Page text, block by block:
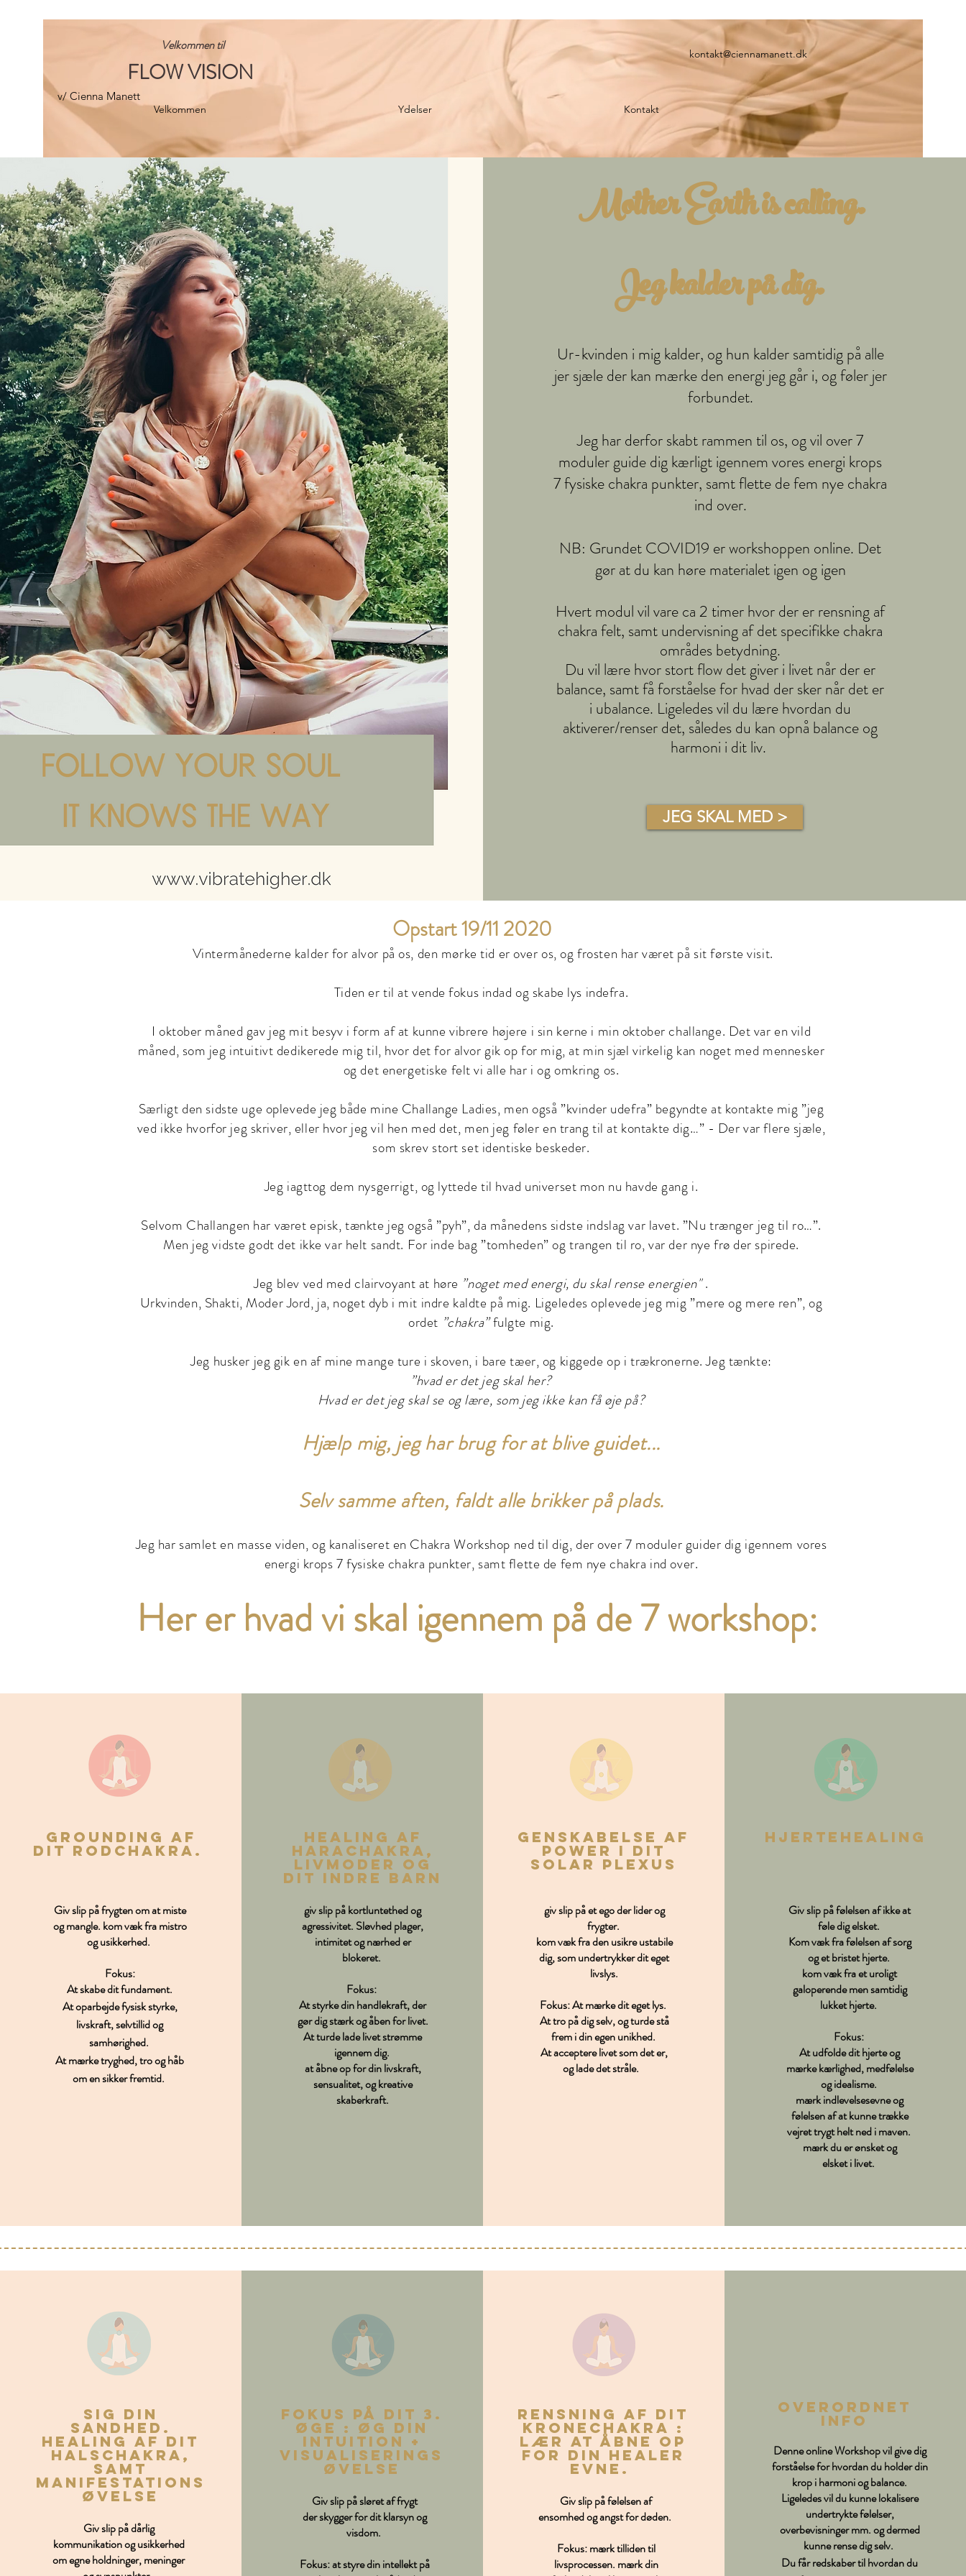
Velkommen til
FLOW VISION
v/ Cienna Manett
kontakt@ciennamanett.dk
Velkommen Ydelser Kontakt
​Mother Earth is calling.
Jeg kalder på dig.
Ur-kvinden i mig kalder, og hun kalder samtidig på alle
jer sjæle der kan mærke den energi jeg går i, og føler jer
forbundet.
Jeg har derfor skabt rammen til os, og vil over 7
moduler guide dig kærligt igennem vores energi krops
7 fysiske chakra punkter, samt flette de fem nye chakra
ind over.
NB: Grundet COVID19 er workshoppen online. Det
gør at du kan høre materialet igen og igen
Hvert modul vil vare ca 2 timer hvor der er rensning af
chakra felt, samt undervisning af det specifikke chakra
områdes betydning.
Du vil lære hvor stort flow det giver i livet når der er
balance, samt få forståelse for hvad der sker når det er
i ubalance. Ligeledes vil du lære hvordan du
aktiverer/renser det, således du kan opnå balance og
harmoni i dit liv.
JEG SKAL MED >
Opstart 19/11 2020
Vintermånederne kalder for alvor på os, den mørke tid er over os, og frosten har været på sit første visit.
Tiden er til at vende fokus indad og skabe lys indefra.
I oktober måned gav jeg mit besyv i form af at kunne vibrere højere i sin kerne i min oktober challange. Det var en vild
måned, som jeg intuitivt dedikerede mig til, hvor det for alvor gik op for mig, at min sjæl virkelig kan noget med mennesker
og det energetiske felt vi alle har i og omkring os.
Særligt den sidste uge oplevede jeg både mine Challange Ladies, men også ”kvinder udefra” begyndte at kontakte mig ”jeg
ved ikke hvorfor jeg skriver, eller hvor jeg vil hen med det, men jeg føler en trang til at kontakte dig…” - Der var flere sjæle,
som skrev stort set identiske beskeder.
Jeg iagttog dem nysgerrigt, og lyttede til hvad universet mon nu havde gang i.
Selvom Challangen har været episk, tænkte jeg også ”pyh”, da månedens sidste indslag var lavet. ”Nu trænger jeg til ro…”.
Men jeg vidste godt det ikke var helt sandt. For inde bag ”tomheden” og trangen til ro, var der nye frø der spirede.
Jeg blev ved med clairvoyant at høre ”noget med energi, duskalrense energien".
Urkvinden, Shakti, Moder Jord, ja, noget dyb i mit indre kaldte på mig. Ligeledes oplevede jeg mig ”mere og mere ren”, og
ordet ”chakra”fulgte mig.
Jeg husker jeg gik en af mine mange ture i skoven, i bare tæer, og kiggede op i trækronerne. Jeg tænkte:
”hvad er det jeg skal her?
Hvad er det jeg skal se og lære, som jeg ikke kan få øje på?
Hjælp mig, jeg har brug for at blive guidet...
Selv samme aften, faldt alle brikker på plads.
Jeg har samlet en masse viden, og kanaliseret en Chakra Workshop ned til dig, der over 7 moduler guider dig igennem vores
energi krops 7 fysiske chakra punkter, samt flette de fem nye chakra ind over.
Her er hvad vi skal igennem på de 7 workshop:
Grounding af
dit rodchakra.
Giv slip på frygten om at miste
og mangle. kom væk fra mistro
og usikkerhed.
Fokus:
At skabe dit fundament.
At oparbejde fysisk styrke,
livskraft,selvtillid og
samhørighed.
At mærke tryghed, tro og håb
om en sikker fremtid.
healing af
haraChakra,
livmoder og
dit indre barn
giv slip på kortluntethed og
agressivitet. Sløvhed plager,
intimitet og nærhed er
blokeret.
Fokus:
At styrke din handlekraft, der
gør dig stærk og åben for livet.
At turde lade livet strømme
igennem dig.
at åbne op for din livskraft,
sensualitet, og kreative
skaberkraft.
genskabelse af
power i dit
Solar plexus
giv slip på et ego der lider og
frygter.
kom væk fra den usikre ustabile
dig, som undertrykker dit eget
livslys.
Fokus: At mærke dit eget lys.
At tro på dig selv, og turde stå
frem i din egen unikhed.
At acceptere livet som det er,
og lade det stråle.
hjertehealing
Giv slip på følelsen af ikke at
føle dig elsket.
Kom væk fra følelsen af sorg
og et bristet hjerte.
kom væk fra et uroligt
galoperende men samtidig
lukket hjerte.
Fokus:
At udfolde dit hjerte og
mærke kærlighed, medfølelse
og idealisme.
mærk indlevelsesevne og
følelsen af at kunne trække
vejret trygt helt ned i maven.
mærk du er ønsket og
elsket i livet.
sig din
sandhed.
Healing af dit
halschakra,
samt
manifestations
øvelse
Giv slip på dårlig
kommunikation og usikkerhed
om egne holdninger, meninger
fokus på dit 3.
øge : øg din
intuition +
visualiserings
øvelse
Giv slip på sløret af frygt
der skygger for dit klarsyn og
visdom.
Fokus: at styre din intellekt på
rensning af dit
kronechakra :
lær at åbne op
for din healer
evne.
Giv slip på følelsen af
ensomhed og angst for døden.
Fokus: mærk tilliden til
livsprocessen. mærk din
Overordnet
info
Denne online Workshop vil give dig
forståelse for hvordan du holder din
krop i harmoni og balance.
Ligeledes vil du kunne lokalisere
undertrykte følelser,
overbevisninger mm. og dermed
kunne rense dig selv.
Du får redskaber til hvordan du